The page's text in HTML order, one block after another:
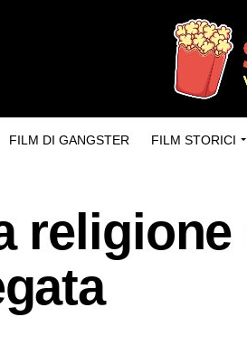
FILM DI GANGSTER FILM STORICI